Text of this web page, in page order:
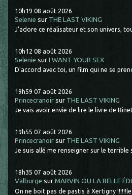
10h19 08 août 2026
Selenie sur THE LAST VIKING
J'adore ce réalisateur et son univers,
10h12 08 août 2026
Selenie surI WANT YOUR SEX
D'accord avec toi, un film qui ne se
19h59 07 août 2026
Princecranoir sur THE LAST VIKING
Je vais avoir envie de lire le livre de
19h55 07 août 2026
Princecranoir sur THE LAST VIKING
Je suis allé me renseigner sur le terrible
18h35 07 août 2026
Valburge surMARVIN OU LA BELLE
On ne boit pas de pastis à Xertigny